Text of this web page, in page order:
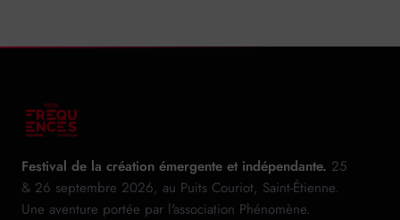
Festival de la création émergente et indépendante. 25
& 26 septembre 2026, au Puits Couriot, Saint-Étienne.
Une aventure portée par l'association Phénomène.